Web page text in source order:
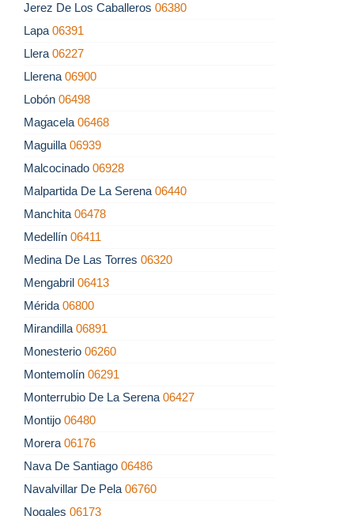
Jerez De Los Caballeros 06380
Lapa 06391
Llera 06227
Llerena 06900
Lobón 06498
Magacela 06468
Maguilla 06939
Malcocinado 06928
Malpartida De La Serena 06440
Manchita 06478
Medellín 06411
Medina De Las Torres 06320
Mengabril 06413
Mérida 06800
Mirandilla 06891
Monesterio 06260
Montemolín 06291
Monterrubio De La Serena 06427
Montijo 06480
Morera 06176
Nava De Santiago 06486
Navalvillar De Pela 06760
Nogales 06173